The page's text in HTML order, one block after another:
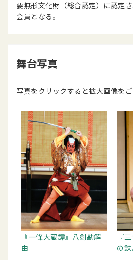
要無形文化財（総合認定）に認定
会員となる。
舞台写真
写真をクリックすると拡大画像を
『一條大蔵譚』八剣勘解
由
『
の鉄